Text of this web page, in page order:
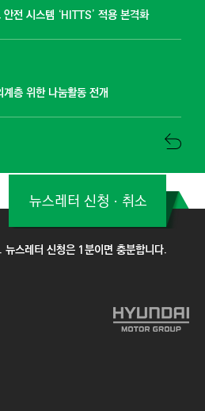
전 시스템 ‘HITTS’ 적용 본격화
층 위한 나눔활동 전개
스레터 신청은 1분이면 충분합니다.
뉴스레터 신청ㆍ취소